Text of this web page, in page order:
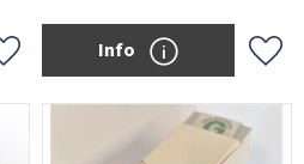
Add to favorites Add
Info